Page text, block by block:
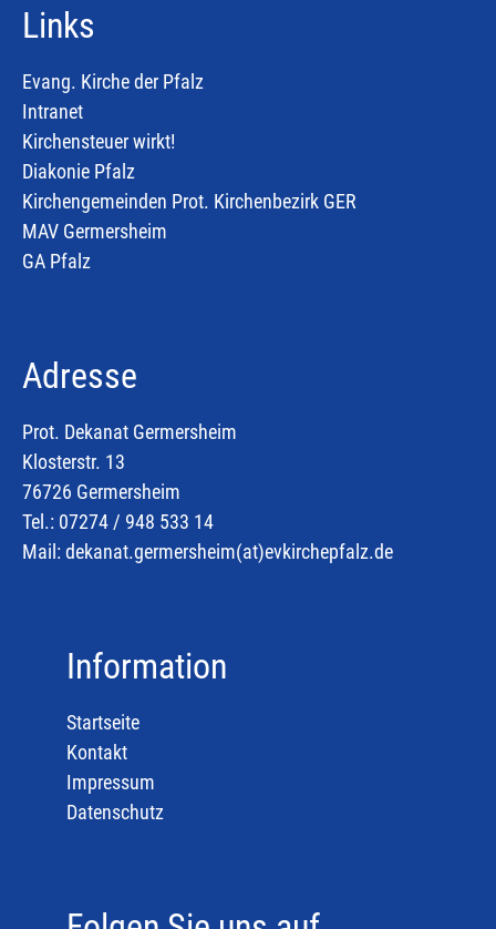
Links
Evang. Kirche der Pfalz
Intranet
Kirchensteuer wirkt!
Diakonie Pfalz
Kirchengemeinden Prot. Kirchenbezirk GER
MAV Germersheim
GA Pfalz
Adresse
Prot. Dekanat Germersheim
Klosterstr. 13
76726 Germersheim
Tel.: 07274 / 948 533 14
Mail:dekanat.germersheim(at)evkirchepfalz.de
Information
Startseite
Kontakt
Impressum
Datenschutz